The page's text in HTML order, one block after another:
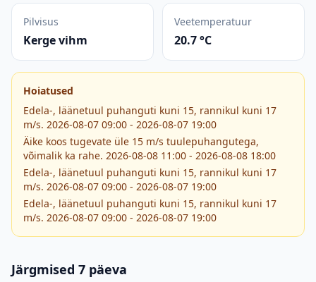
Pilvisus
Kerge vihm
Veetemperatuur
20.7 °C
Hoiatused
Edela-, läänetuul puhanguti kuni 15, rannikul kuni 17
m/s. 2026-08-07 09:00 - 2026-08-07 19:00
Äike koos tugevate üle 15 m/s tuulepuhangutega,
võimalik ka rahe. 2026-08-08 11:00 - 2026-08-08 18:00
Edela-, läänetuul puhanguti kuni 15, rannikul kuni 17
m/s. 2026-08-07 09:00 - 2026-08-07 19:00
Edela-, läänetuul puhanguti kuni 15, rannikul kuni 17
m/s. 2026-08-07 09:00 - 2026-08-07 19:00
Järgmised 7 päeva